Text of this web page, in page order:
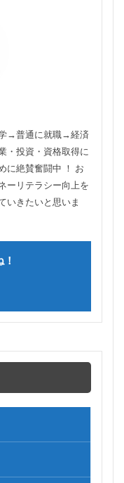
→普通に就職→経済
・投資・資格取得に
に絶賛奮闘中 ！ お
ーリテラシー向上を
いきたいと思いま